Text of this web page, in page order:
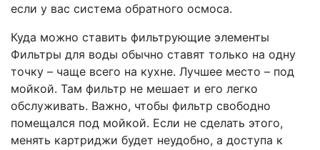
если у вас система обратного осмоса.
Куда можно ставить фильтрующие элементы
Фильтры для воды обычно ставят только на одну
точку – чаще всего на кухне. Лучшее место – под
мойкой. Там фильтр не мешает и его легко
обслуживать. Важно, чтобы фильтр свободно
помещался под мойкой. Если не сделать этого,
менять картриджи будет неудобно, а доступа к